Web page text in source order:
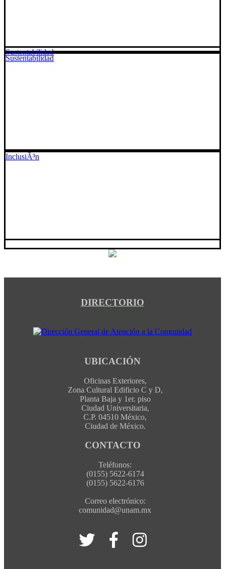
Sustentabilidad
InclusiÃ³n
Sustentabilidad
DIRECTORIO
UBICACIÓN
Oficinas Exteriores,
Zona Cultural Edificio C y D,
Planta Baja y 1er. piso
Ciudad Universitaria,
C.P. 04510 México,
Ciudad de México.
CONTACTO
Teléfonos:
(0155) 5622-6174
(0155) 5622-6176
Correo electrónico:
comunidad@unam.mx